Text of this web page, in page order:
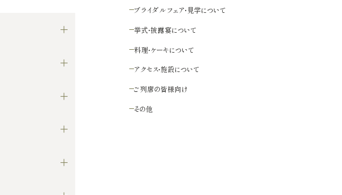
ブライダルフェア・見学について
挙式・披露宴について
料理・ケーキについて
アクセス・施設について
ご列席の皆様向け
その他